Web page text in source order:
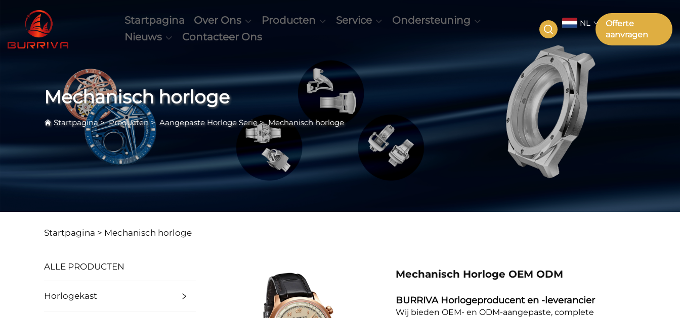
Startpagina Over Ons Producten Service
Ondersteuning
Nieuws
Contacteer Ons
NL
Offerte
aanvragen
Mechanisch horloge
Startpagina>Producten> Aangepaste Horloge Serie>Mechanisch horloge
Startpagina > Mechanisch horloge
ALLE PRODUCTEN
Horlogekast
Mechanisch Horloge OEM ODM
BURRIVA Horlogeproducent en -leverancier
Wij bieden OEM- en ODM-aangepaste, complete